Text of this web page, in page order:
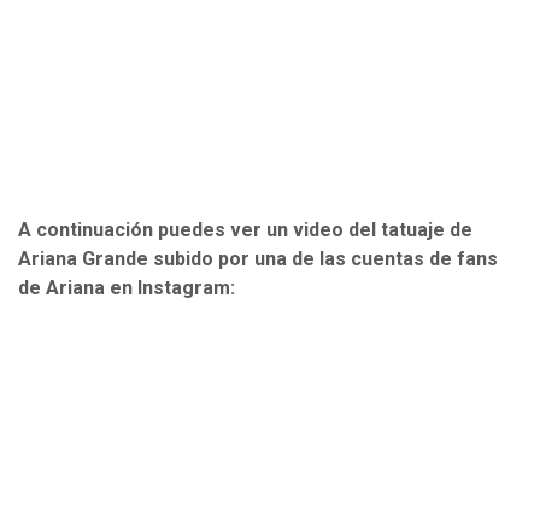
A continuación puedes ver un video del tatuaje de
Ariana Grande subido por una de las cuentas de fans
de Ariana en Instagram: